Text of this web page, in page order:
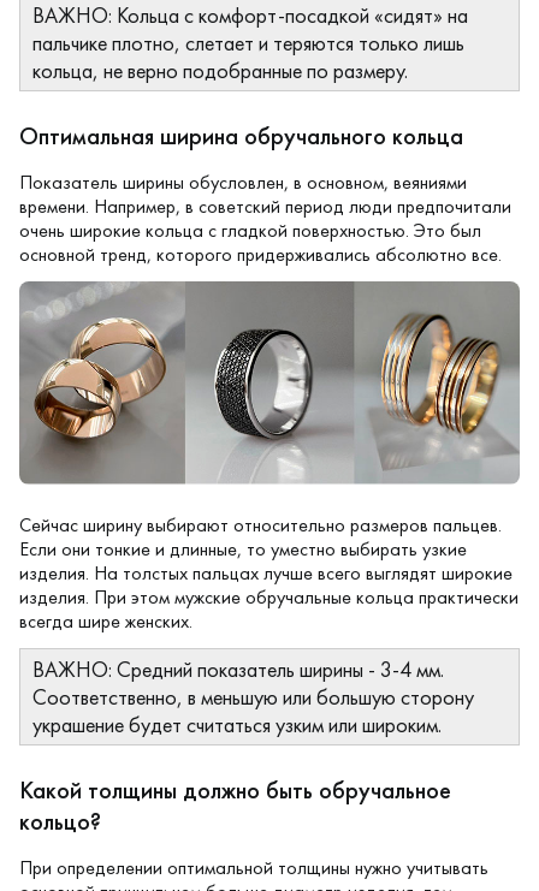
ВАЖНО: Кольца скомфорт-посадкой «сидят» на
пальчике плотно, слетает и теряются только лишь
кольца, не верно подобранные по размеру.
Оптимальная ширина обручального кольца
Показатель ширины обусловлен, в основном, веяниями
времени. Например, в советский период люди предпочитали
очень широкие кольца с гладкой поверхностью. Это был
основной тренд, которого придерживались абсолютно все.
Сейчас ширину выбирают относительно размеров пальцев.
Если они тонкие и длинные, то уместно выбирать узкие
изделия. На толстых пальцах лучше всего выглядят широкие
изделия. При этом мужские обручальные кольца практически
всегда шире женских.
ВАЖНО: Средний показатель ширины - 3-4 мм.
Соответственно, в меньшую или большую сторону
украшение будет считаться узким или широким.
Какой толщины должно быть обручальное
кольцо?
При определении оптимальной толщины нужно учитывать